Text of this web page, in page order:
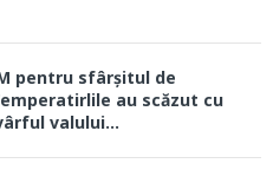
pentru sfârșitul de
au scăzut cu
valului...